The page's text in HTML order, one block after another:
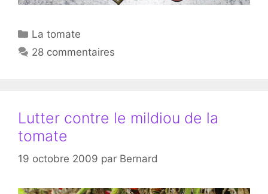
Catégories
La tomate
28 commentaires
Lutter contre le mildiou de la
tomate
19 octobre 2009 par Bernard